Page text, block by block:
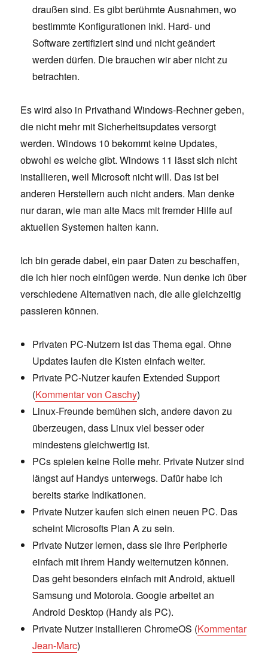
draußen sind. Es gibt berühmte Ausnahmen, wo
bestimmte Konfigurationen inkl. Hard- und
Software zertifiziert sind und nicht geändert
werden dürfen. Die brauchen wir aber nicht zu
betrachten.
Es wird also in Privathand Windows-Rechner geben,
die nicht mehr mit Sicherheitsupdates versorgt
werden. Windows 10 bekommt keine Updates,
obwohl es welche gibt. Windows 11 lässt sich nicht
installieren, weil Microsoft nicht will. Das ist bei
anderen Herstellern auch nicht anders. Man denke
nur daran, wie man alte Macs mit fremder Hilfe auf
aktuellen Systemen halten kann.
Ich bin gerade dabei, ein paar Daten zu beschaffen,
die ich hier noch einfügen werde. Nun denke ich über
verschiedene Alternativen nach, die alle gleichzeitig
passieren können.
Privaten PC-Nutzern ist das Thema egal. Ohne
Updates laufen die Kisten einfach weiter.
Private PC-Nutzer kaufen Extended Support
(Kommentar von Caschy)
Linux-Freunde bemühen sich, andere davon zu
überzeugen, dass Linux viel besser oder
mindestens gleichwertig ist.
PCs spielen keine Rolle mehr. Private Nutzer sind
längst auf Handys unterwegs. Dafür habe ich
bereits starke Indikationen.
Private Nutzer kaufen sich einen neuen PC. Das
scheint Microsofts Plan A zu sein.
Private Nutzer lernen, dass sie ihre Peripherie
einfach mit ihrem Handy weiternutzen können.
Das geht besonders einfach mit Android, aktuell
Samsung und Motorola. Google arbeitet an
Android Desktop (Handy als PC).
Private Nutzer installieren ChromeOS (Kommentar
Jean-Marc)